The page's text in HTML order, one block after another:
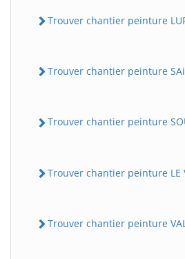
Trouver chantier peinture
Trouver chantier peinture
Trouver chantier peinture
Trouver chantier peinture LE
Trouver chantier peinture